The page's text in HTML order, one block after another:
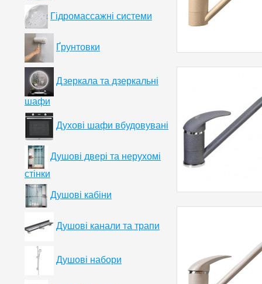
Гідромассажні системи
Ґрунтовки
Дзеркала та дзеркальні
шафи
Духові шафи вбудовувані
Душові двері та нерухомі
стінки
Душові кабіни
Душові канали та трапи
Душові набори